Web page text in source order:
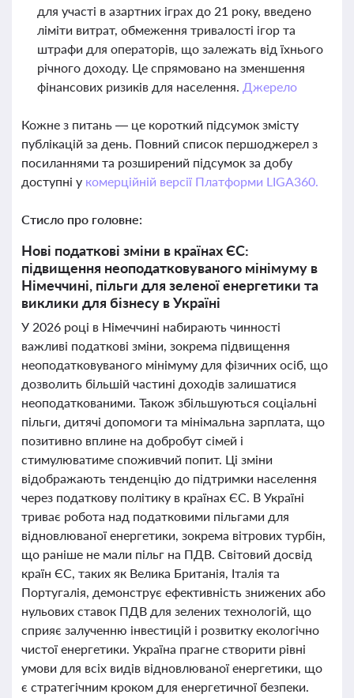
для участі в азартних іграх до 21 року, введено
ліміти витрат, обмеження тривалості ігор та
штрафи для операторів, що залежать від їхнього
річного доходу. Це спрямовано на зменшення
фінансових ризиків для населення. Джерело
Кожне з питань — це короткий підсумок змісту
публікацій за день. Повний список першоджерел з
посиланнями та розширений підсумок за добу
доступні у комерційній версії Платформи LIGA360.
Стисло про головне:
Нові податкові зміни в країнах ЄС:
підвищення неоподатковуваного мінімуму в
Німеччині, пільги для зеленої енергетики та
виклики для бізнесу в Україні
У 2026 році в Німеччині набирають чинності
важливі податкові зміни, зокрема підвищення
неоподатковуваного мінімуму для фізичних осіб, що
дозволить більшій частині доходів залишатися
неоподаткованими. Також збільшуються соціальні
пільги, дитячі допомоги та мінімальна зарплата, що
позитивно вплине на добробут сімей і
стимулюватиме споживчий попит. Ці зміни
відображають тенденцію до підтримки населення
через податкову політику в країнах ЄС. В Україні
триває робота над податковими пільгами для
відновлюваної енергетики, зокрема вітрових турбін,
що раніше не мали пільг на ПДВ. Світовий досвід
країн ЄС, таких як Велика Британія, Італія та
Португалія, демонструє ефективність знижених або
нульових ставок ПДВ для зелених технологій, що
сприяє залученню інвестицій і розвитку екологічно
чистої енергетики. Україна прагне створити рівні
умови для всіх видів відновлюваної енергетики, що
є стратегічним кроком для енергетичної безпеки.